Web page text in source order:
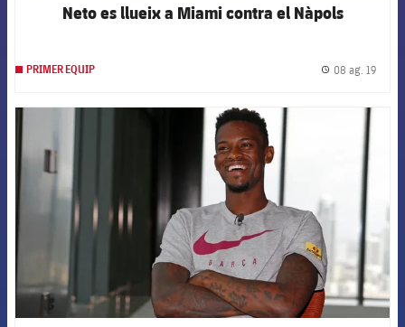
Neto es llueix a Miami contra el Nàpols
PRIMER EQUIP 08 ag. 19
FCB Barcelona badge